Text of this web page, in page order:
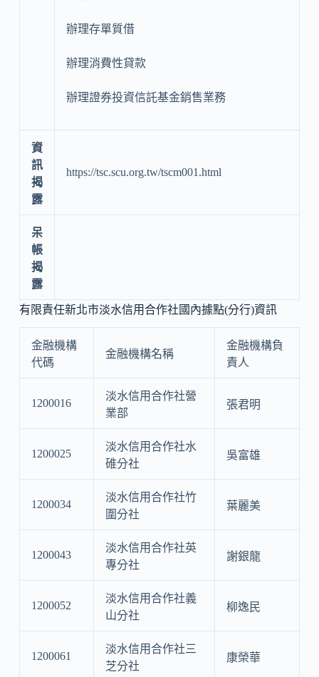
辦理存單質借
辦理消費性貸款
辦理證券投資信託基金銷售業務
資
訊
揭
露
https://tsc.scu.org.tw/tscm001.html
呆
帳
揭
露
有限責任新北市淡水信用合作社國內據點(分行)資訊
金融機構
代碼
金融機構名稱
金融機構負
責人
1200016
淡水信用合作社營
業部
張君明
1200025
淡水信用合作社水
碓分社
吳富雄
1200034
淡水信用合作社竹
圍分社
葉麗美
1200043
淡水信用合作社英
專分社
謝銀龍
1200052
淡水信用合作社義
山分社
柳逸民
1200061
淡水信用合作社三
芝分社
康榮華